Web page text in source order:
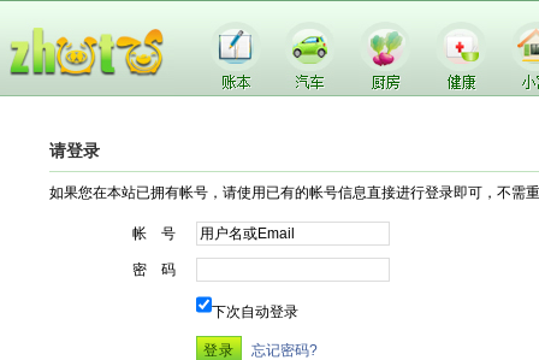
请登录
如果您在本站已拥有帐号，请使用已有的帐号信息直接进行登录即可，不需
帐 号
密 码
下次自动登录
忘记密码?